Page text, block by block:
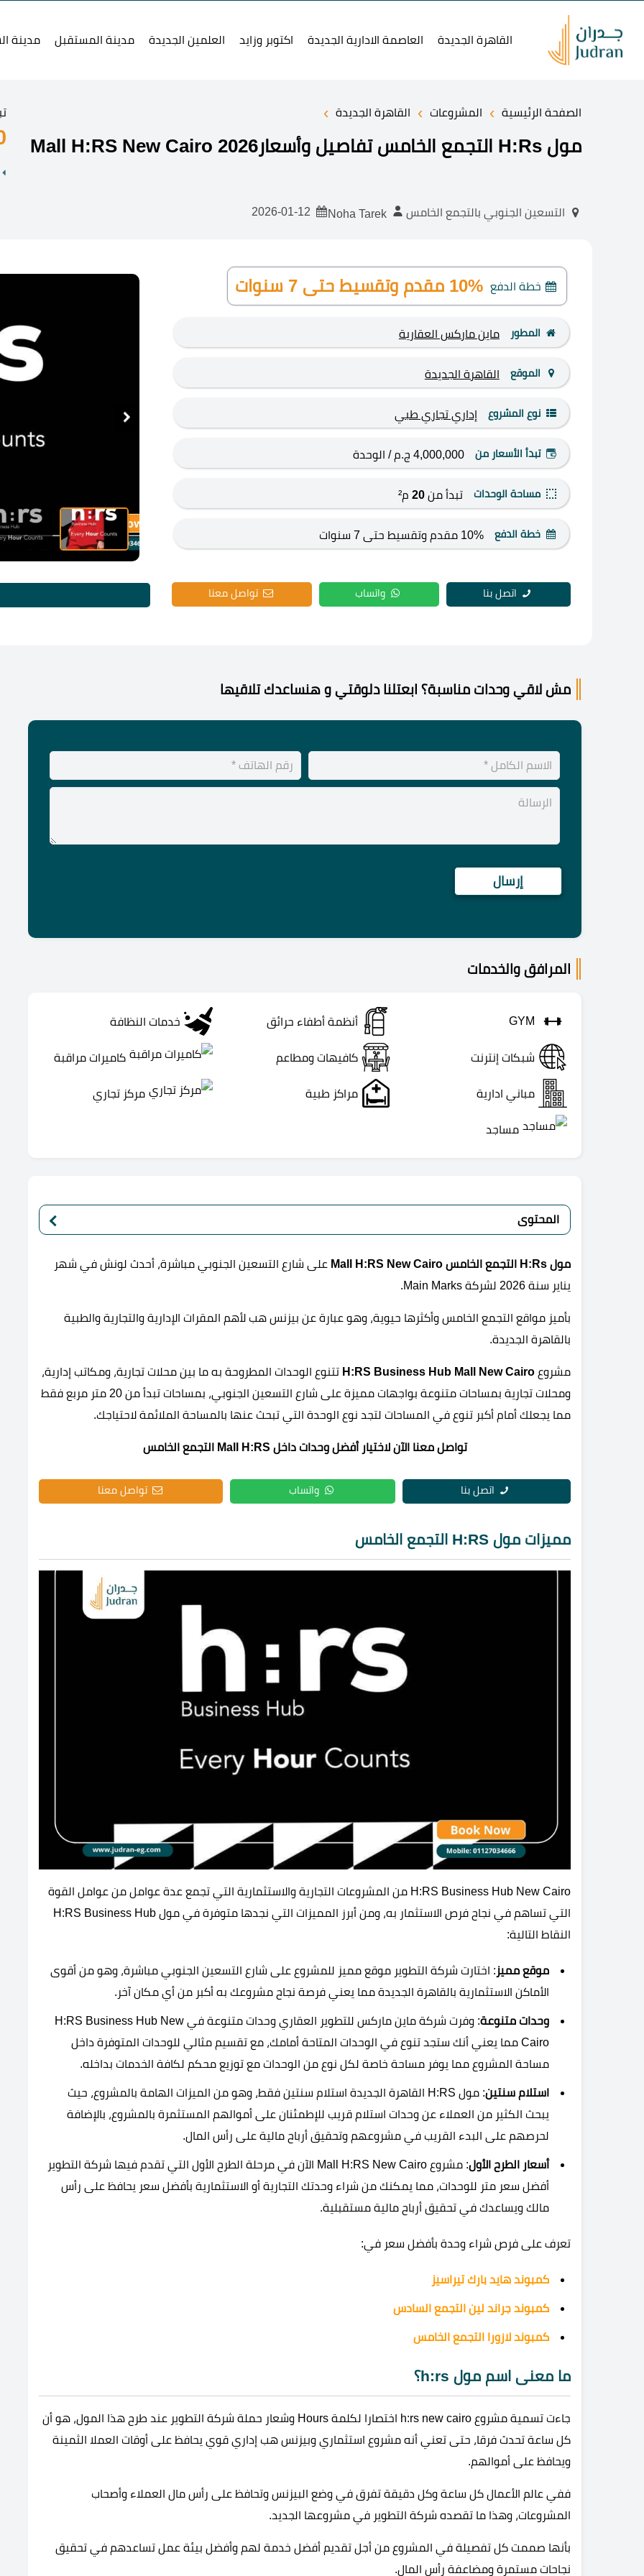
القاهرة الجديدة العاصمة الادارية الجديدة اكتوبر وزايد العلمين الجديدة مدينة المستقبل مدينة
الصفحة الرئيسية › المشروعات › القاهرة الجديدة ›
مول H:Rs التجمع الخامس تفاصيل وأسعار2026 Mall H:RS New Cairo
التسعين الجنوبي بالتجمع الخامس Noha Tarek
خطة الدفع 10% مقدم وتقسيط حتى 7 سنوات
المطور ماين ماركس العقارية
الموقع القاهرة الجديدة
نوع المشروع إداريتجاري طبي
تبدأ الأسعار من 4,000,000 ج.م / الوحدة
مساحة الوحدات تبدأ من20 م²
خطة الدفع 10% مقدم وتقسيط حتى 7 سنوات
اتصل بنا واتساب تواصل معنا
مش لاقي وحدات مناسبة؟ ابعتلنا دلوقتي و هنساعدك تلاقيها
المرافق والخدمات
GYM أنظمة أطفاء حرائق خدمات النظافة
شبكات إنترنت كافيهات ومطاعم كاميرات مراقبة
مباني ادارية مراكز طبية مركز تجاري
مساجد
المحتوى
مول H:Rs التجمع الخامس Mall H:RS New Cairo
على شارع التسعين الجنوبي مباشرة، أحدث لونش في شهر
يناير سنة 2026 لشركة Main Marks.
بأميز مواقع التجمع الخامس وأكثرها حيوية، وهو عبارة عن بيزنس هب لأهم المقرات الإدارية والتجارية والطبية
بالقاهرة الجديدة.
مشروع H:RS Business Hub Mall New Cairo تتنوع الوحدات المطروحة به ما بين محلات تجارية، ومكاتب إدارية،
ومحلات تجارية بمساحات متنوعة بواجهات مميزة على شارع التسعين الجنوبي، بمساحات تبدأ من 20 متر مربع فقط
مما يجعلك أمام أكبر تنوع في المساحات لتجد نوع الوحدة التي تبحث عنها بالمساحة الملائمة لاحتياجك.
تواصل معنا الآن لاختيار أفضل وحدات داخل Mall H:RS التجمع الخامس
اتصل بنا واتساب تواصل معنا
مميزات مول H:RS التجمع الخامس
H:RS Business Hub New Cairo من المشروعات التجارية والاستثمارية التي تجمع عدة عوامل من عوامل القوة
التي تساهم في نجاح فرص الاستثمار به، ومن أبرز المميزات التي نجدها متوفرة في مول H:RS Business Hub
النقاط التالية:
موقع مميز : اختارت شركة التطوير موقع مميز للمشروع على شارع التسعين الجنوبي مباشرة، وهو من أقوى
الأماكن الاستثمارية بالقاهرة الجديدة مما يعني فرصة نجاح مشروعك به أكبر من أي مكان آخر.
وحدات متنوعة
: وفرت شركة ماين ماركس للتطوير العقاري وحدات متنوعة في H:RS Business Hub New
Cairo مما يعني أنك ستجد تنوع في الوحدات المتاحة أمامك، مع تقسيم مثالي للوحدات المتوفرة داخل
مساحة المشروع مما يوفر مساحة خاصة لكل نوع من الوحدات مع توزيع محكم لكافة الخدمات بداخله.
استلام سنتين
: مول H:RS القاهرة الجديدة استلام سنتين فقط، وهو من الميزات الهامة بالمشروع، حيث
يبحث الكثير من العملاء عن وحدات استلام قريب للإطمئنان على أموالهم المستثمرة بالمشروع، بالإضافة
لحرصهم على البدء القريب في مشروعهم وتحقيق أرباح مالية على رأس المال.
أسعار الطرح الأول
: مشروع Mall H:RS New Cairo الآن في مرحلة الطرح الأول التي تقدم فيها شركة التطوير
أفضل سعر متر للوحدات، مما يمكنك من شراء وحدتك التجارية أو الاستثمارية بأفضل سعر يحافظ على رأس
مالك ويساعدك في تحقيق أرباح مالية مستقبلية.
تعرف على فرص شراء وحدة بأفضل سعر في:
كمبوند هايد بارك تيراسيز
كمبوند جراند لين التجمع السادس
كمبوند لازورا التجمع الخامس
ما معنى اسم مول h:rs؟
جاءت تسمية مشروع h:rs new cairo اختصارا لكلمة Hours وشعار حملة شركة التطوير عند طرح هذا المول، هو أن
كل ساعة تحدث فرقا، حتى تعني أنه مشروع استثماري وبيزنس هب إداري قوي يحافظ على أوقات العملا الثمينة
ويحافظ على أموالهم.
ففي عالم الأعمال كل ساعة وكل دقيقة تفرق في وضع البيزنس وتحافظ على رأس مال العملاء وأصحاب
المشروعات، وهذا ما تقصده شركة التطوير في مشروعها الجديد.
بأنها صممت كل تفصيلة في المشروع من أجل تقديم أفضل خدمة لهم وأفضل بيئة عمل تساعدهم في تحقيق
نجاحات مستمرة ومضاعفة رأس المال.